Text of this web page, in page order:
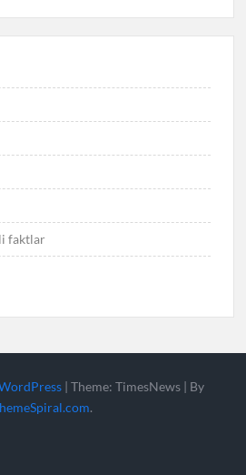
faktlar
| Theme: TimesNews | By
.